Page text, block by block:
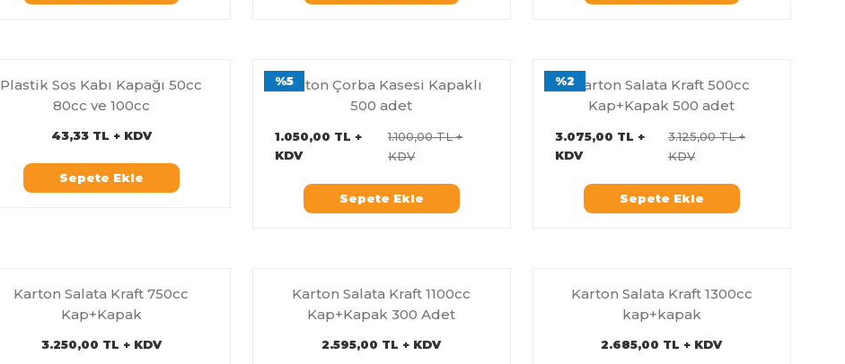
Plastik Sos Kabı Kapağı 50cc
80cc ve 100cc
43,33 TL + KDV
Sepete Ekle
%5
Karton Çorba Kasesi Kapaklı
500 adet
1.050,00 TL +
KDV
1.100,00 TL +
KDV
Sepete Ekle
%2Karton Salata Kraft 500cc
Kap+Kapak 500 adet
3.075,00 TL +
KDV
3.125,00 TL +
KDV
Sepete Ekle
Karton Salata Kraft 750cc
Kap+Kapak
3.250,00 TL + KDV
Karton Salata Kraft 1100cc
Kap+Kapak 300 Adet
2.595,00 TL + KDV
Karton Salata Kraft 1300cc
kap+kapak
2.685,00 TL + KDV